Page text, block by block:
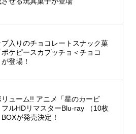
プ入りのチョコレートスナック菓
ケピースカプッチョ＜チョコ
が登場！
リューム!! アニメ「星のカービ
フルHDリマスターBlu-ray （10枚
が発売決定！